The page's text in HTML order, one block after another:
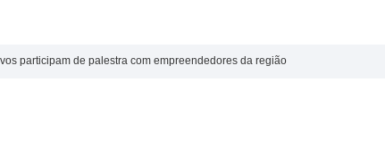
participam de palestra com empreendedores da região